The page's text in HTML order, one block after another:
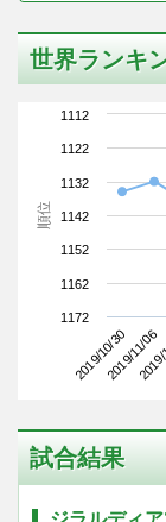
世界ランキ
順位
2019/10/302019/11/06
1112
1122
1132
1142
1152
1162
1172
試合結果